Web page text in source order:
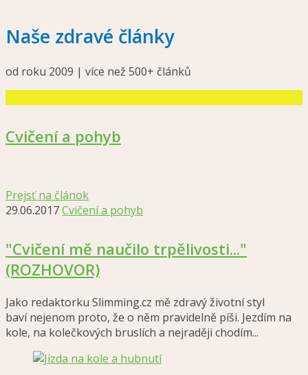
Naše zdravé články
od roku 2009 | více než 500+ článků
Cvičení a pohyb
Prejsť na článok
29.06.2017Cvičení a pohyb
"Cvičení mě naučilo trpělivosti..."
(ROZHOVOR)
Jako redaktorku Slimming.cz mě zdravý životní styl
baví nejenom proto, že o něm pravidelně píši. Jezdím na
kole, na kolečkových bruslích a nejraději chodím...